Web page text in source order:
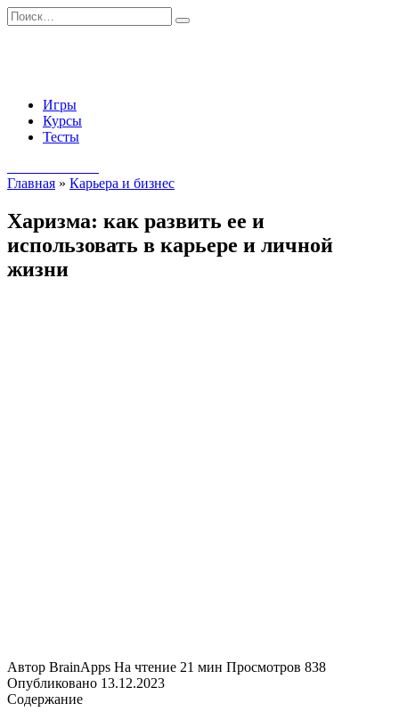
Перейти
к
Search
for:
Игры
Курсы
Тесты
Главная » Карьера и бизнес
Харизма: как развить ее и
использовать в карьере и личной
жизни
Автор BrainApps На чтение 21 мин Просмотров 838
Опубликовано 13.12.2023
Содержание